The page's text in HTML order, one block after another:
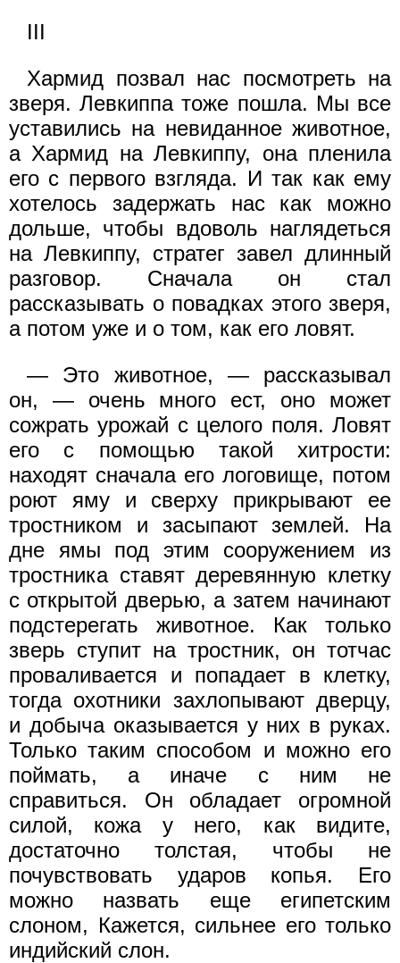
III
Хармид позвал нас посмотреть на
зверя. Левкиппа тоже пошла. Мы все
уставились на невиданное животное,
а Хармид на Левкиппу, она пленила
его с первого взгляда. И так как ему
хотелось задержать нас как можно
дольше, чтобы вдоволь наглядеться
на Левкиппу, стратег завел длинный
разговор. Сначала он стал
рассказывать о повадках этого зверя,
а потом уже и о том, как его ловят.
— Это животное, — рассказывал
он, — очень много ecт, оно может
сожрать урожай с целого поля. Ловят
его с помощью такой хитрости:
находят сначала его логовище, потом
роют яму и сверху прикрывают ее
тростником и засыпают землей. На
дне ямы под этим сооружением из
тростника ставят деревянную клетку
с открытой дверью, а затем начинают
подстерегать животное. Как только
зверь ступит на тростник, он тотчас
проваливается и попадает в клетку,
тогда охотники захлопывают дверцу,
и добыча оказывается у них в руках.
Только таким способом и можно его
поймать, а иначе с ним не
справиться. Он обладает огромной
силой, кожа у него, как видите,
достаточно толстая, чтобы не
почувствовать ударов копья. Его
можно назвать еще египетским
слоном, Кажется, сильнее его только
индийский слон.